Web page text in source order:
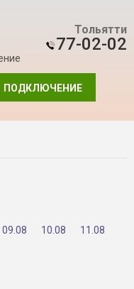
Тольятти
77-02-02
ПОДКЛЮЧЕНИЕ
09.08 10.08 11.08